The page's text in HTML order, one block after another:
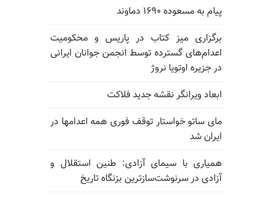
پیام به مسعوده ۱۶۹۰ دماوند
برگزاری میز کتاب در پاریس و محکومیت
اعدام‌های گسترده توسط انجمن جوانان ایرانی
در جزیره اوتویا نروژ
ابعاد ویرانگر نقشه جدید فلاکت
مای ساتو خواستار توقف فوری همه اعدامها در
ایران شد
همیاری با سیمای آزادی: طنین استقلال و
آزادی در سرنوشت‌سازترین بزنگاه تاریخ